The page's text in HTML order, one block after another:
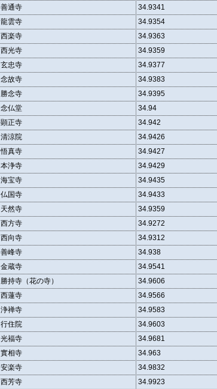
善通寺 34.9341
龍雲寺 34.9354
西楽寺 34.9363
西光寺 34.9359
玄忠寺 34.9377
念故寺 34.9383
勝念寺 34.9395
念仏堂 34.94
顕正寺 34.942
清涼院 34.9426
悟真寺 34.9427
本浄寺 34.9429
海宝寺 34.9435
仏国寺 34.9433
天然寺 34.9359
西方寺 34.9272
西向寺 34.9312
善峰寺 34.938
金蔵寺 34.9541
勝持寺（花の寺） 34.9606
西蓮寺 34.9566
浄禅寺 34.9583
行住院 34.9603
光福寺 34.9681
實相寺 34.963
安楽寺 34.9832
西芳寺 34.9923